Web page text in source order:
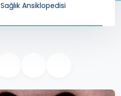
Sağlık Ansiklopedisi